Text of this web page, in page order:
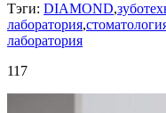
Тэги: DIAMOND,
лаборатория,
лаборатория
117